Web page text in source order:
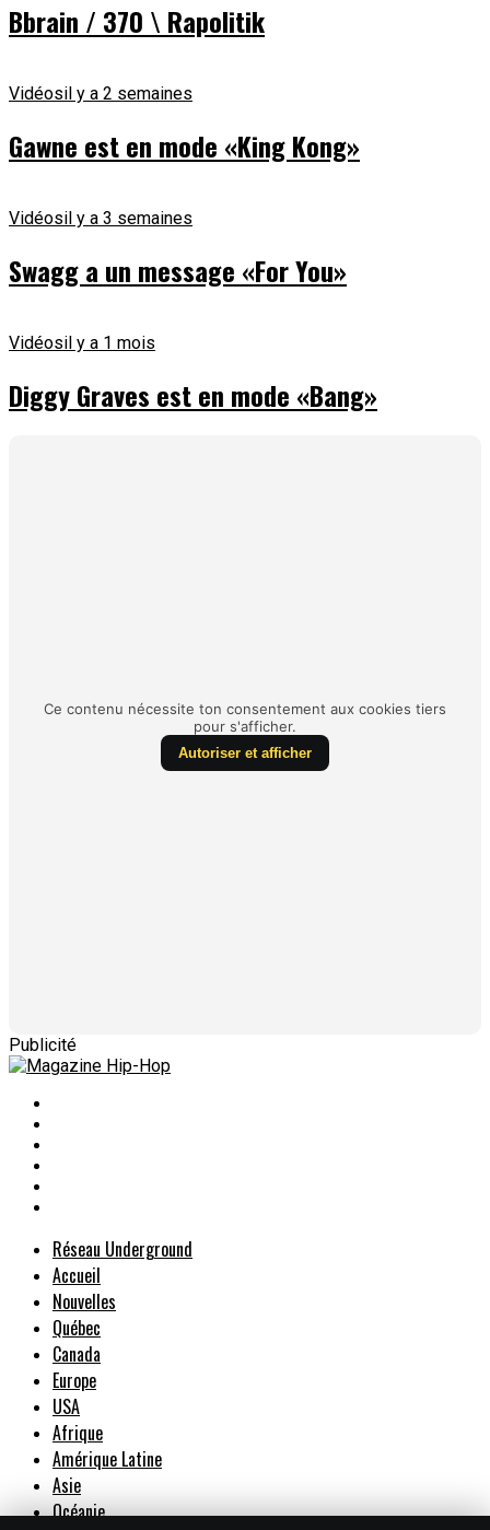
Bbrain / 370 \ Rapolitik
Vidéosil y a 2 semaines
Gawne est en mode «King Kong»
Vidéosil y a 3 semaines
Swagg a un message «For You»
Vidéosil y a 1 mois
Diggy Graves est en mode «Bang»
Ce contenu nécessite ton consentement aux cookies tiers
pour s'afficher.
Autoriser et afficher
Publicité
Réseau Underground
Accueil
Nouvelles
Québec
Canada
Europe
USA
Afrique
Amérique Latine
Asie
Océanie